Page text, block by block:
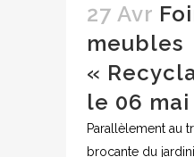
27 Avr
meubles
«
le 06 mai
Parallèlement au
brocante du